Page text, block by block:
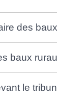
des
baux
le